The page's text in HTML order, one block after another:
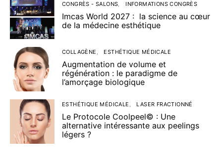
CONGRÈS - SALONS INFORMATIONS CONGRÈS
Imcas World 2027 : la science au cœur
de la médecine esthétique
COLLAGÈNE ESTHÉTIQUE MÉDICALE
Augmentation de volume et
régénération : le paradigme de
l’amorçage biologique
ESTHÉTIQUE MÉDICALE LASER FRACTIONNÉ
Le Protocole Coolpeel© : Une
alternative intéressante aux peelings
légers ?